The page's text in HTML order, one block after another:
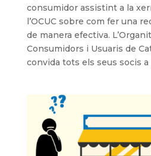
consumidor assistint a la
l’OCUC sobre com fer una
de manera efectiva.
Consumidors i Usuaris de
convida tots els seus socis a